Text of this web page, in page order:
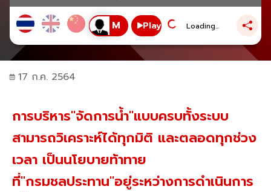
Play Loading...
17 ก.ค. 2564
การบริหาร"จัดการน้ำ"แบบครบทั้งระบบ
สามารถวิเคราะห์ได้ทุกมิติ และตลอดทุกช่วง
เวลา เป็นนโยบายท้าทาย
ที่"กรมชลประทาน"อยู่ระหว่างการดำเนินการ